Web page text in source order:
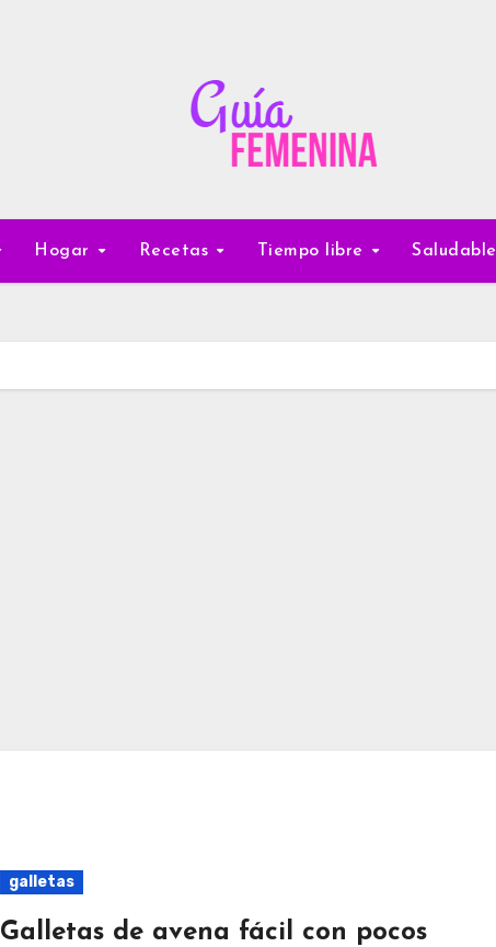
Hogar Recetas Tiempo libre Saludable
galletas
Galletas de avena fácil con pocos